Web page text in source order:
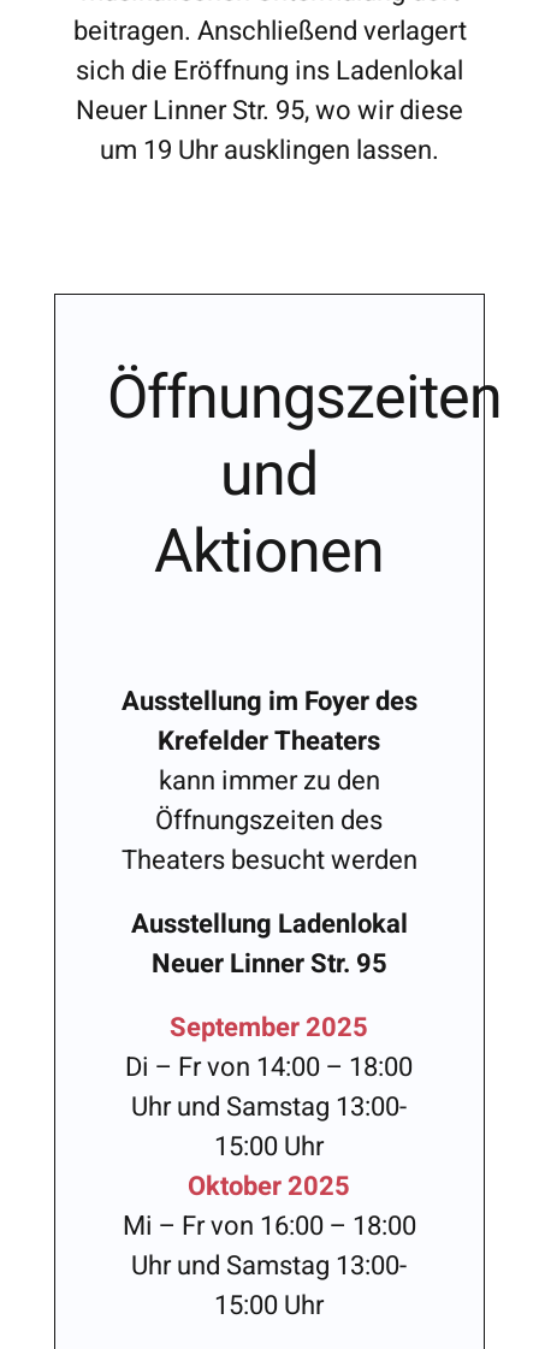
beitragen. Anschließend verlagert
sich die Eröffnung ins Ladenlokal
Neuer Linner Str. 95, wo wir diese
um 19 Uhr ausklingen lassen.
Öffnungszeiten
und
Aktionen
Ausstellung im Foyer des
Krefelder Theaters
kann immer zu den
Öffnungszeiten des
Theaters besucht werden
Ausstellung Ladenlokal
Neuer Linner Str. 95
September 2025
Di – Fr von 14:00 – 18:00
Uhr und Samstag 13:00-
15:00 Uhr
Oktober 2025
Mi – Fr von 16:00 – 18:00
Uhr und Samstag 13:00-
15:00 Uhr